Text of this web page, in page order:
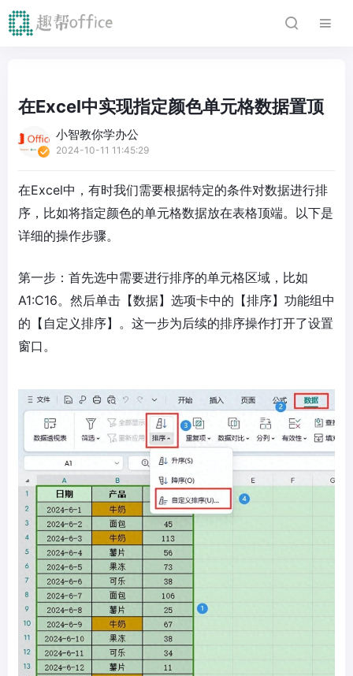
在Excel中实现指定颜色单元格数据置顶
小智教你学办公
2024-10-11 11:45:29
在Excel中，有时我们需要根据特定的条件对数据进行排
序，比如将指定颜色的单元格数据放在表格顶端。以下是
详细的操作步骤。
第一步：首先选中需要进行排序的单元格区域，比如
A1:C16。然后单击【数据】选项卡中的【排序】功能组中
的【自定义排序】。这一步为后续的排序操作打开了设置
窗口。